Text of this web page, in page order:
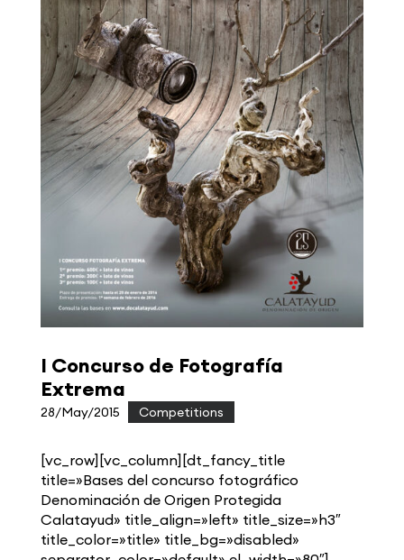
I Concurso de Fotografía
Extrema
28/May/2015 Competitions
[vc_row][vc_column][dt_fancy_title
title=»Bases del concurso fotográfico
Denominación de Origen Protegida
Calatayud» title_align=»left» title_size=»h3″
title_color=»title» title_bg=»disabled»